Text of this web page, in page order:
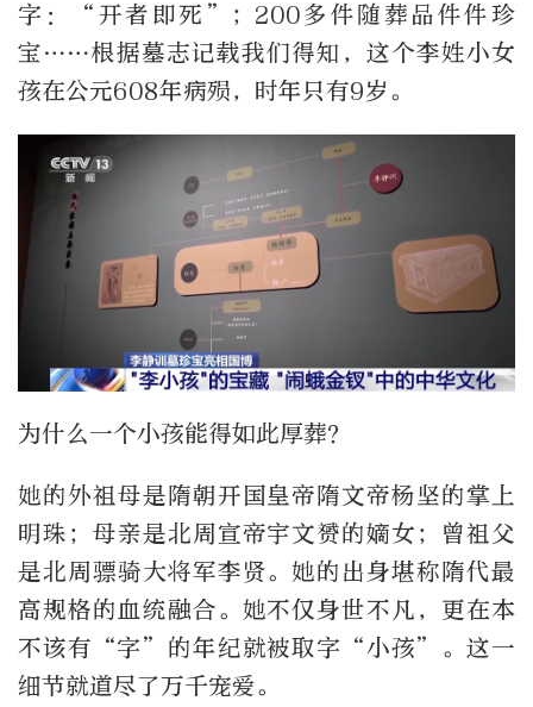
字：“开者即死”；200多件随葬品件件珍
宝……根据墓志记载我们得知，这个李姓小女
孩在公元608年病殒，时年只有9岁。
为什么一个小孩能得如此厚葬？
她的外祖母是隋朝开国皇帝隋文帝杨坚的掌上
明珠；母亲是北周宣帝宇文赟的嫡女；曾祖父
是北周骠骑大将军李贤。她的出身堪称隋代最
高规格的血统融合。她不仅身世不凡，更在本
不该有“字”的年纪就被取字“小孩”。这一
细节就道尽了万千宠爱。